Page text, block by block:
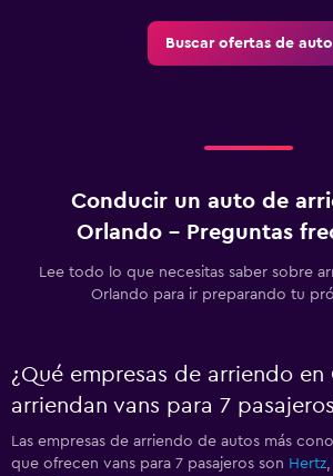
Buscar ofertas de auto
Conducir un auto de
Orlando - Preguntas
Lee todo lo que necesitas saber sobre
Orlando para ir preparando tu
¿Qué empresas de arriendo en
arriendan vans para 7
Las empresas de arriendo de autos más
que ofrecen vans para 7 pasajeros son Hertz